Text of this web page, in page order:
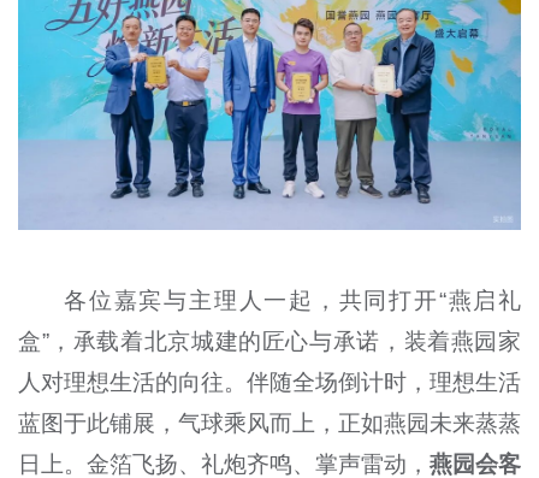
各位嘉宾与主理人一起，共同打开“燕启礼
盒”，承载着北京城建的匠心与承诺，装着燕园家
人对理想生活的向往。伴随全场倒计时，理想生活
蓝图于此铺展，气球乘风而上，正如燕园未来蒸蒸
日上。金箔飞扬、礼炮齐鸣、掌声雷动，燕园会客